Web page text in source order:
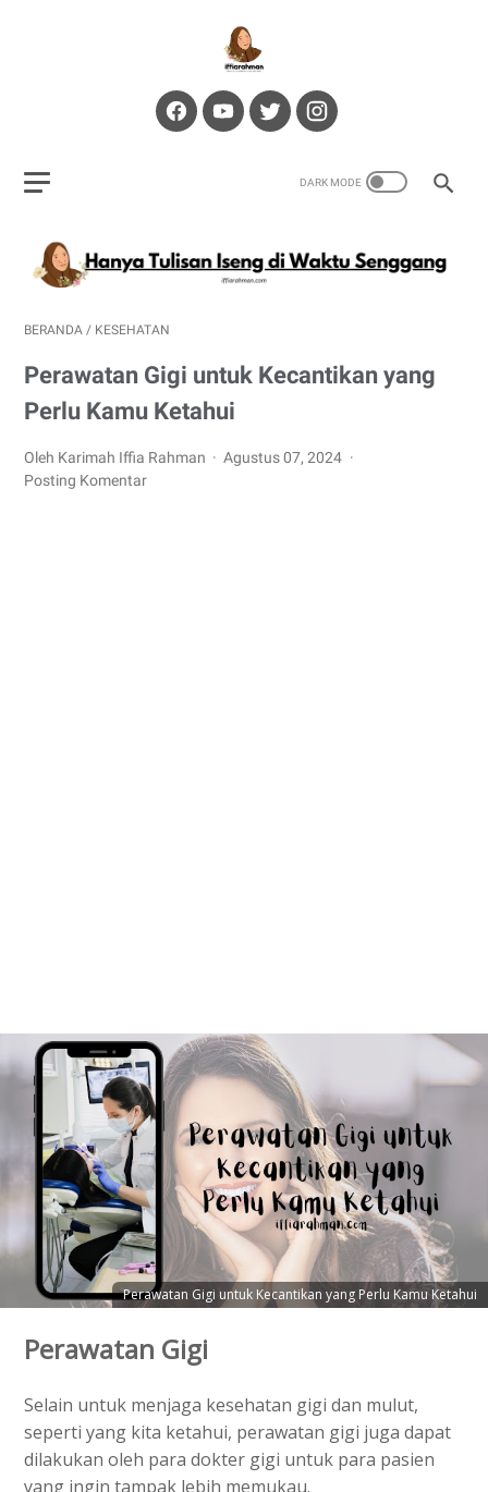
BERANDA / KESEHATAN
Perawatan Gigi untuk Kecantikan yang
Perlu Kamu Ketahui
Oleh Karimah Iffia Rahman
Agustus 07, 2024
Posting Komentar
Perawatan Gigi untuk Kecantikan yang Perlu Kamu Ketahui
Perawatan Gigi
Selain untuk menjaga kesehatan gigi dan mulut,
seperti yang kita ketahui, perawatan gigi juga dapat
dilakukan oleh para dokter gigi untuk para pasien
yang ingin tampak lebih memukau.